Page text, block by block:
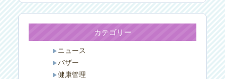
カテゴリー
ニュース
バザー
健康管理